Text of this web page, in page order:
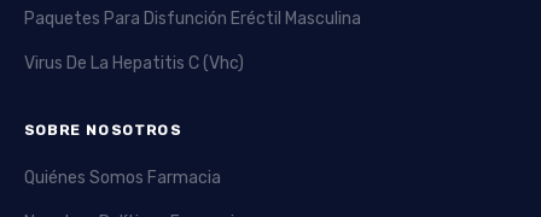
Paquetes Para Disfunción Eréctil Masculina
Virus De La Hepatitis C (Vhc)
SOBRE NOSOTROS
Quiénes Somos Farmacia